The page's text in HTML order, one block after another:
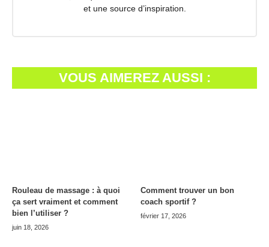
et une source d’inspiration.
VOUS AIMEREZ AUSSI :
Rouleau de massage : à quoi
ça sert vraiment et comment
bien l’utiliser ?
juin 18, 2026
Comment trouver un bon
coach sportif ?
février 17, 2026